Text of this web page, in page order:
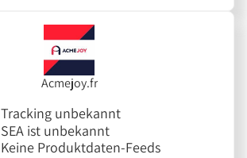
Acmejoy.fr
Tracking unbekannt
SEA ist unbekannt
Keine Produktdaten-Feeds